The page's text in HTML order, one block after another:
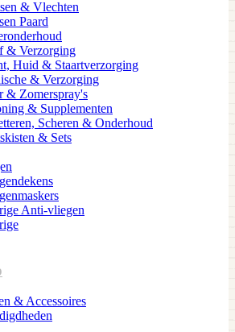
& Vlechten
Paard
& Verzorging
Huid & Staartverzorging
& Verzorging
& Zomerspray's
& Supplementen
Scheren & Onderhoud
& Sets
Anti-vliegen
& Accessoires